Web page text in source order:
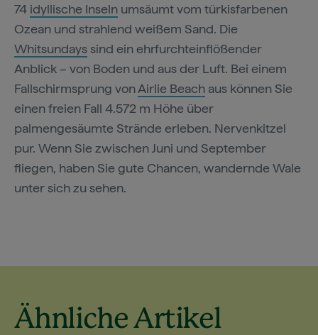
74 idyllische Inseln umsäumt vom türkisfarbenen
Ozean und strahlend weißem Sand. Die
Whitsundayssind ein ehrfurchteinflößender
Anblick – von Boden und aus der Luft. Bei einem
Fallschirmsprung vonAirlie Beach aus können Sie
einen freien Fall 4.572 m Höhe über
palmengesäumte Strände erleben. Nervenkitzel
pur. Wenn Sie zwischen Juni und September
fliegen, haben Sie gute Chancen, wandernde Wale
unter sich zu sehen.
Ähnliche Artikel